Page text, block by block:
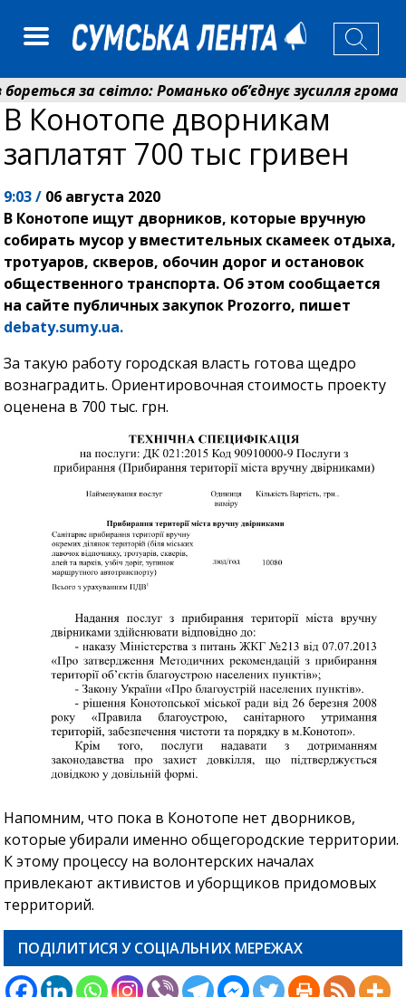
за світло: Романько об’єднує зусилля громади
фонд Сумщини спрямував 0,2 млрд грн на пенсії,
В Конотопе дворникам
заплатят 700 тыс гривен
9:03 / 06 августа 2020
В Конотопе ищут дворников, которые вручную
собирать мусор у вместительных скамеек отдыха,
тротуаров, скверов, обочин дорог и остановок
общественного транспорта. Об этом сообщается
на сайте публичных закупок Prozorro, пишет
debaty.sumy.ua.
За такую работу городская власть готова щедро
вознаградить. Ориентировочная стоимость проекту
оценена в 700 тыс. грн.
Напомним, что пока в Конотопе нет дворников,
которые убирали именно общегородские территории.
К этому процессу на волонтерских началах
привлекают активистов и уборщиков придомовых
территорий.
ПОДІЛИТИСЯ У СОЦІАЛЬНИХ МЕРЕЖАХ